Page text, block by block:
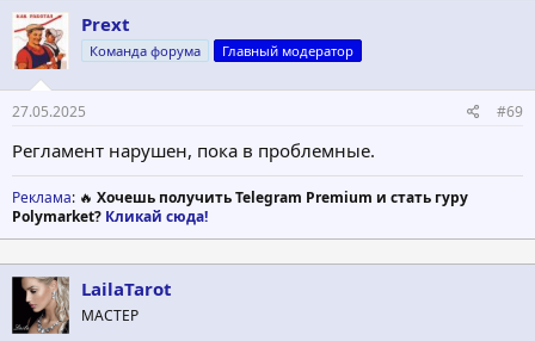
Prext
Команда форума Главный модератор
27.05.2025 #69
Регламент нарушен, пока в проблемные.
Реклама: 🔥 Хочешь получить Telegram Premium и стать гуру
Polymarket? Кликай сюда!
LailaTarot
МАСТЕР